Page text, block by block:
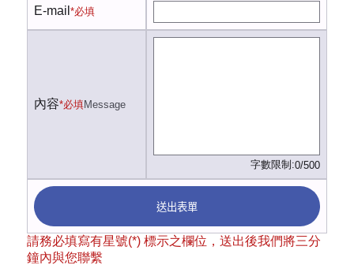
E-mail *必填
內容*必填Message
字數限制:0/500
送出表單
請務必填寫有星號(*) 標示之欄位，送出後我們將三分
鐘內與您聯繫